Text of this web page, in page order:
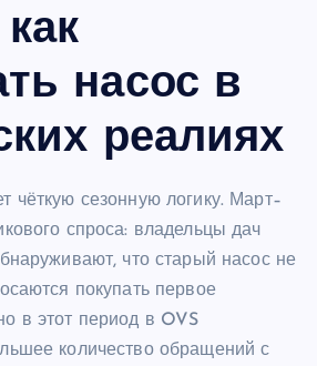
насос в
реалиях
чёткую сезонную логику. Март–
спроса: владельцы дач
что старый насос не
покупать первое
в этот период в OVS
количество обращений с